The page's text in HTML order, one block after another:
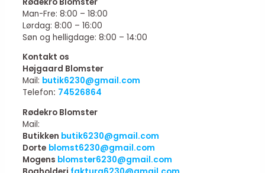
Man-Fre: 8:00 – 18:00
Lørdag: 8:00 – 16:00
Søn og helligdage: 8:00 – 14:00
Kontakt os
Højgaard Blomster
Mail: butik6230@gmail.com
Telefon: 74526864
Rødekro Blomster
Mail:
Butikken butik6230@gmail.com
Dorte blomst6230@gmail.com
Mogens blomster6230@gmail.com